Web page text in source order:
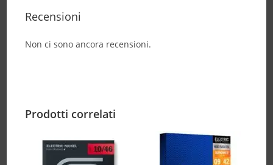
Recensioni
Non ci sono ancora recensioni.
Prodotti correlati